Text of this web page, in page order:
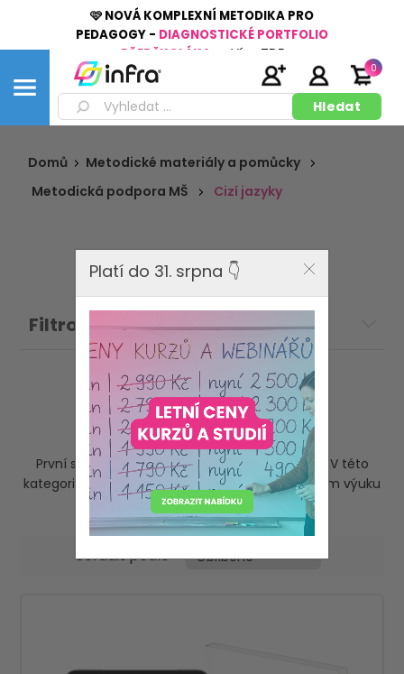
🩷 NOVÁ KOMPLEXNÍ METODIKA PRO
PEDAGOGY - DIAGNOSTICKÉ PORTFOLIO
PŘEDŠKOLÁKA
Více ZDE
0
Domů
Metodické materiály a pomůcky
Metodická podpora MŠ
Cizí jazyky
Filtrovat:
Cizí jazyky
První slovíčka se děti mohou učit už ve školce. V této
kategorii najdete publikace a pomůcky, které vám výuku
cizích jazyků usnadní.
Seřadit podle
Platí do 31. srpna 👇